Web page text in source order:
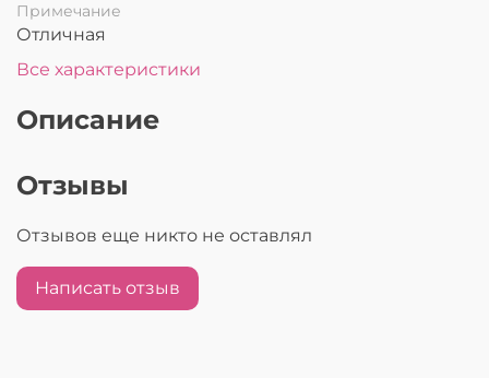
Примечание
Отличная
Все характеристики
Описание
Отзывы
Отзывов еще никто не оставлял
Написать отзыв